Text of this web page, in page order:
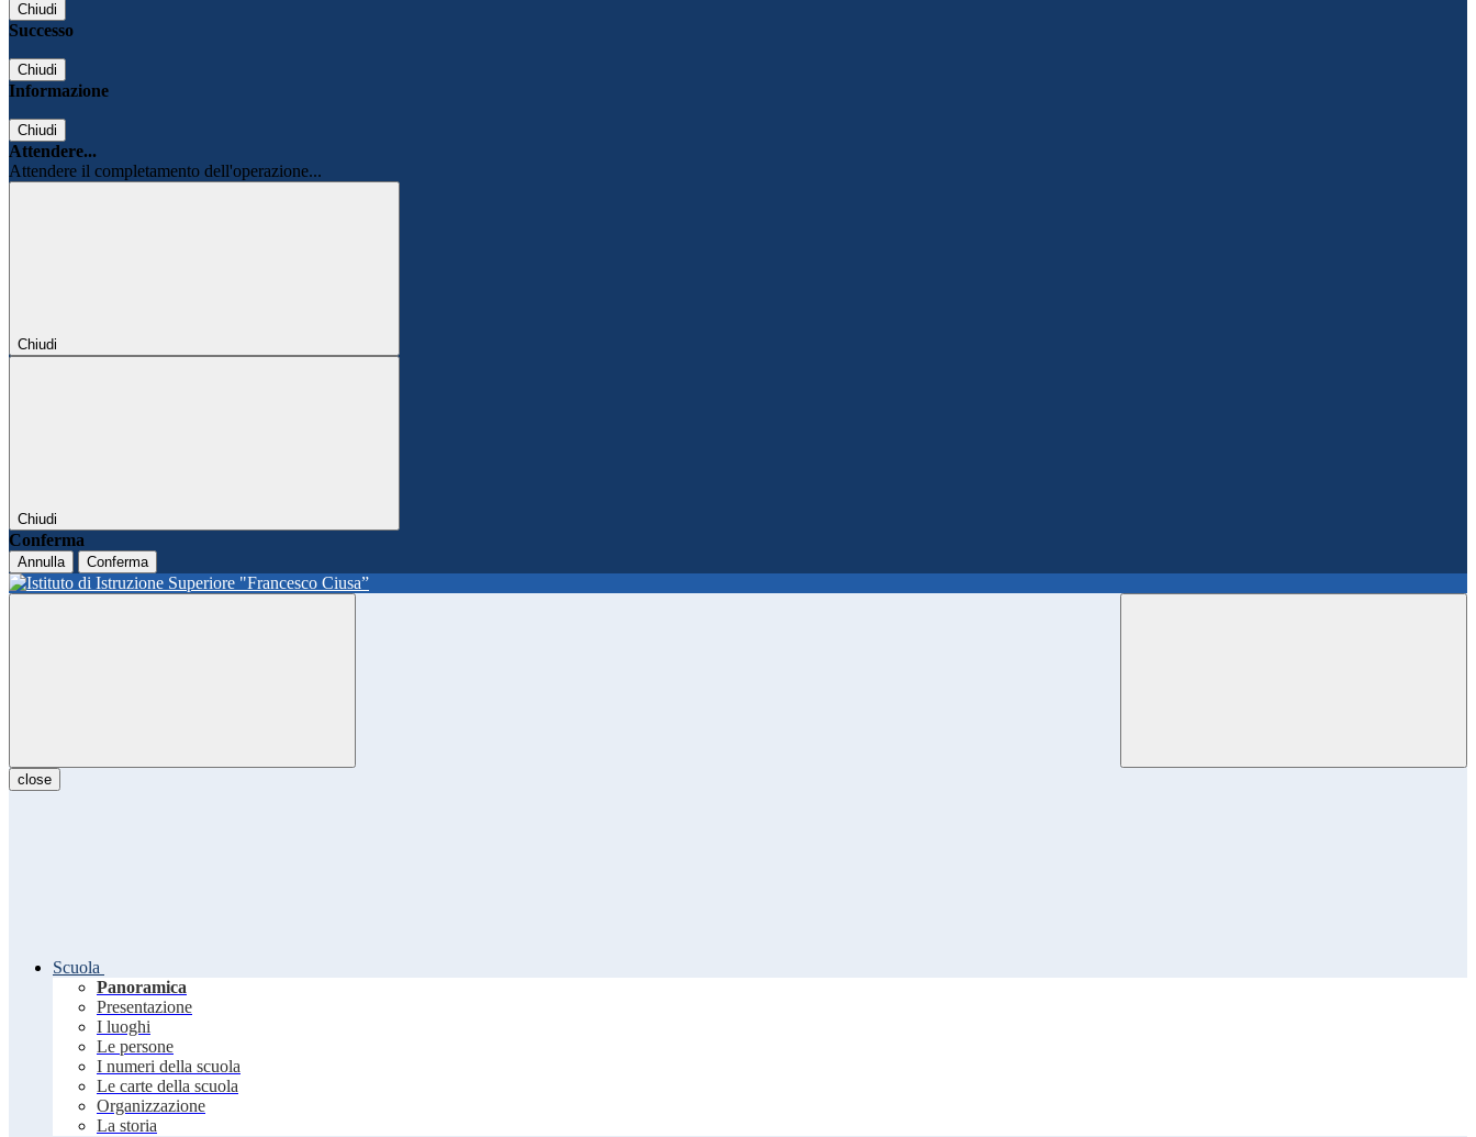
Chiudi
Successo
Chiudi
Informazione
Chiudi
Attendere...
Attendere il completamento dell'operazione...
Chiudi
Chiudi
Conferma
Annulla Conferma
close
Scuola
Panoramica
Presentazione
I luoghi
Le persone
I numeri della scuola
Le carte della scuola
Organizzazione
La storia